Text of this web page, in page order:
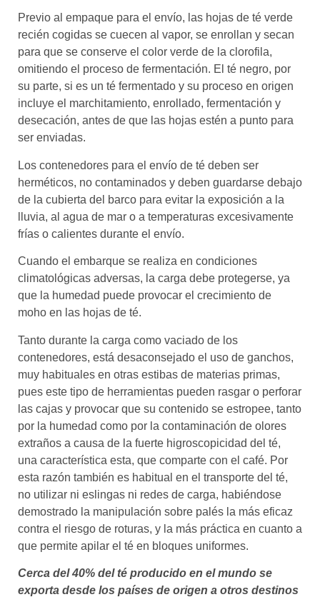
Previo al empaque para el envío, las hojas de té verde
recién cogidas se cuecen al vapor, se enrollan y secan
para que se conserve el color verde de la clorofila,
omitiendo el proceso de fermentación. El té negro, por
su parte, si es un té fermentado y su proceso en origen
incluye el marchitamiento, enrollado, fermentación y
desecación, antes de que las hojas estén a punto para
ser enviadas.
Los contenedores para el envío de té deben ser
herméticos, no contaminados y deben guardarse debajo
de la cubierta del barco para evitar la exposición a la
lluvia, al agua de mar o a temperaturas excesivamente
frías o calientes durante el envío.
Cuando el embarque se realiza en condiciones
climatológicas adversas, la carga debe protegerse, ya
que la humedad puede provocar el crecimiento de
moho en las hojas de té.
Tanto durante la carga como vaciado de los
contenedores, está desaconsejado el uso de ganchos,
muy habituales en otras estibas de materias primas,
pues este tipo de herramientas pueden rasgar o perforar
las cajas y provocar que su contenido se estropee, tanto
por la humedad como por la contaminación de olores
extraños a causa de la fuerte higroscopicidad del té,
una característica esta, que comparte con el café. Por
esta razón también es habitual en el transporte del té,
no utilizar ni eslingas ni redes de carga, habiéndose
demostrado la manipulación sobre palés la más eficaz
contra el riesgo de roturas, y la más práctica en cuanto a
que permite apilar el té en bloques uniformes.
Cerca del 40% del té producido en el mundo se
exporta desde los países de origen a otros destinos